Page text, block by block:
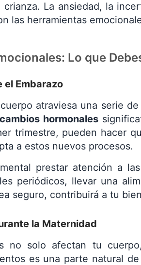
La ansiedad, la
las herramientas
Lo que
el Embarazo
atraviesa una serie
cambios hormonales
trimestre, pueden hacer
a estos nuevos procesos.
prestar atención a
periódicos, llevar una
seguro, contribuirá a tu
la Maternidad
no solo afectan tu
es una parte natural